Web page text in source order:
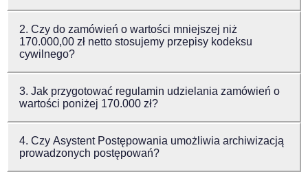
2. Czy do zamówień o wartości mniejszej niż
170.000,00 zł netto stosujemy przepisy kodeksu
cywilnego?
3. Jak przygotować regulamin udzielania zamówień o
wartości poniżej 170.000 zł?
4. Czy Asystent Postępowania umożliwia archiwizacją
prowadzonych postępowań?